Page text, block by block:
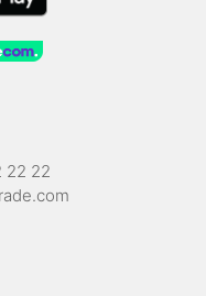
22 22